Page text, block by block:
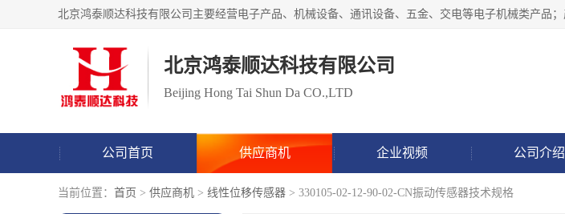
北京鸿泰顺达科技有限公司
Beijing Hong Tai Shun Da CO.,LTD
公司首页 供应商机 企业视频 公司介绍
当前位置： 首页 > 供应商机 > 线性位移传感器 > 330105-02-12-90-02-CN振动传感器技术规格